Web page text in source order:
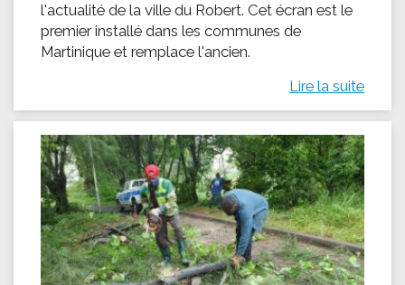
l'actualité de la ville du Robert. Cet écran est le
premier installé dans les communes de
Martinique et remplace l'ancien.
Lire la suite